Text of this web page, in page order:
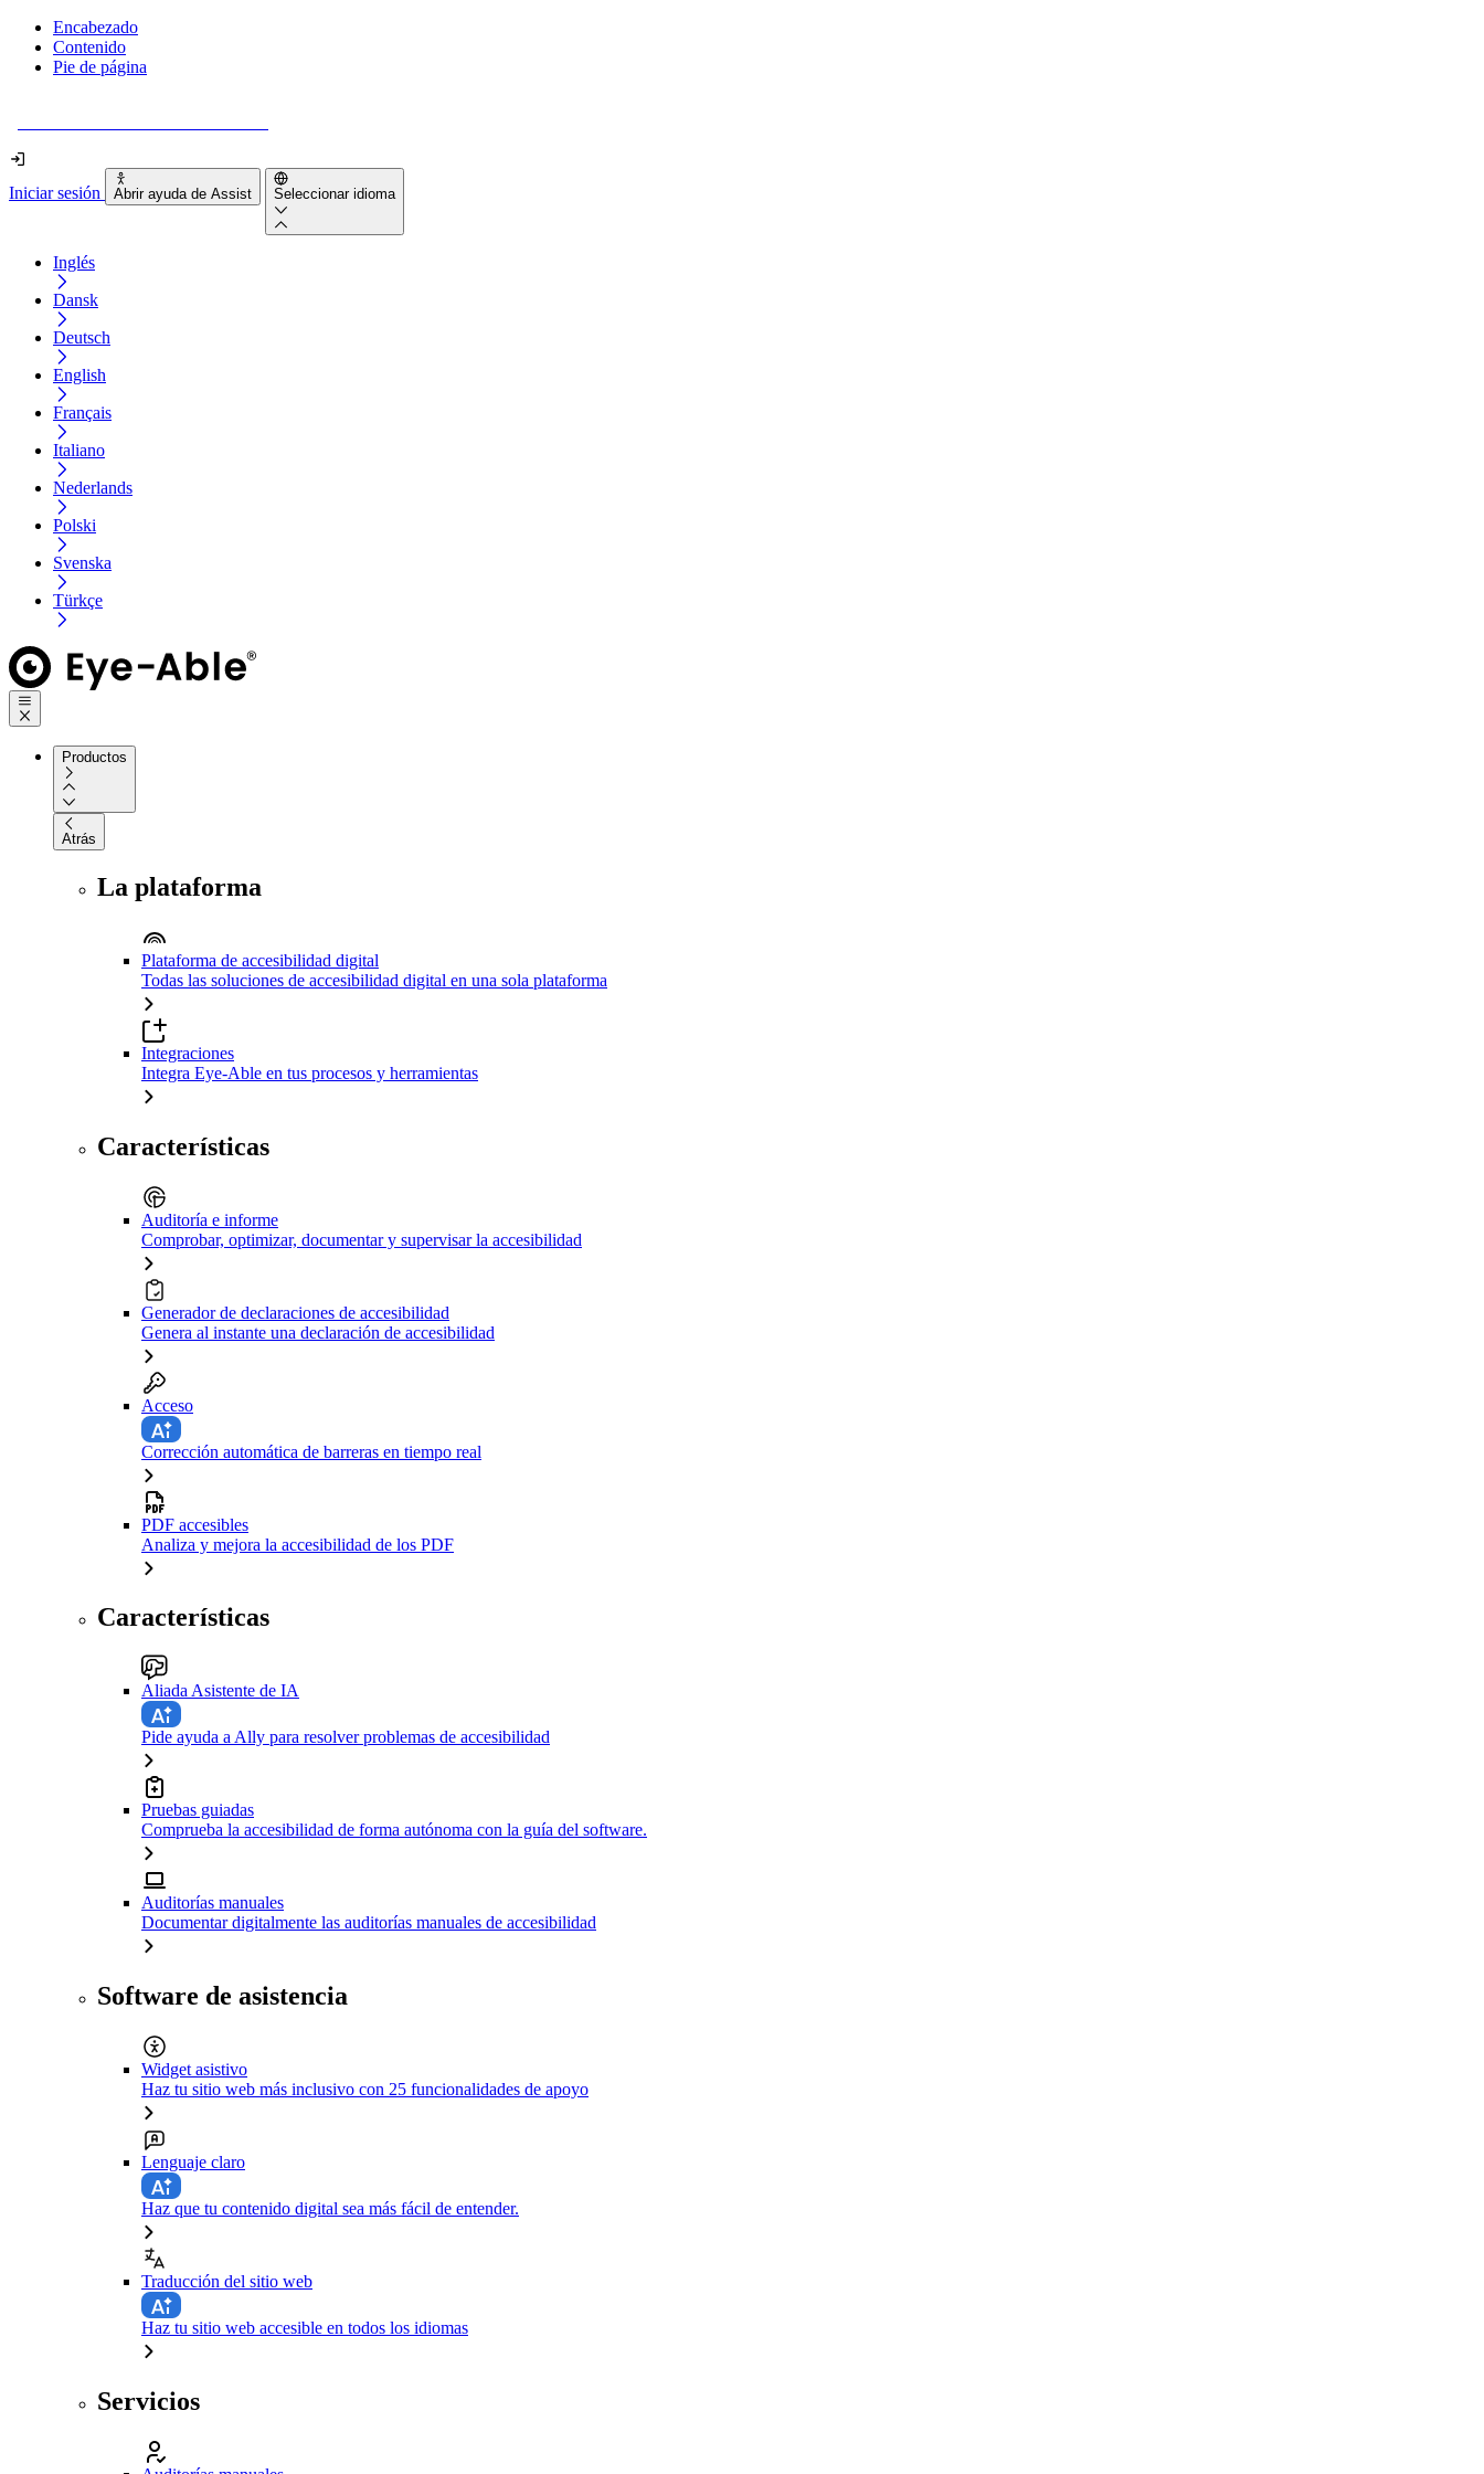
Encabezado
Contenido
Pie de página
Iniciar sesión Abrir ayuda de Assist Seleccionar idioma
Inglés
Dansk
Deutsch
English
Français
Italiano
Nederlands
Polski
Svenska
Türkçe
Productos
Atrás
La plataforma
Plataforma de accesibilidad digital
Todas las soluciones de accesibilidad digital en una sola plataforma
Integraciones
Integra Eye-Able en tus procesos y herramientas
Características
Auditoría e informe
Comprobar, optimizar, documentar y supervisar la accesibilidad
Generador de declaraciones de accesibilidad
Genera al instante una declaración de accesibilidad
Acceso
Corrección automática de barreras en tiempo real
PDF accesibles
Analiza y mejora la accesibilidad de los PDF
Características
Aliada Asistente de IA
Pide ayuda a Ally para resolver problemas de accesibilidad
Pruebas guiadas
Comprueba la accesibilidad de forma autónoma con la guía del software.
Auditorías manuales
Documentar digitalmente las auditorías manuales de accesibilidad
Software de asistencia
Widget asistivo
Haz tu sitio web más inclusivo con 25 funcionalidades de apoyo
Lenguaje claro
Haz que tu contenido digital sea más fácil de entender.
Traducción del sitio web
Haz tu sitio web accesible en todos los idiomas
Servicios